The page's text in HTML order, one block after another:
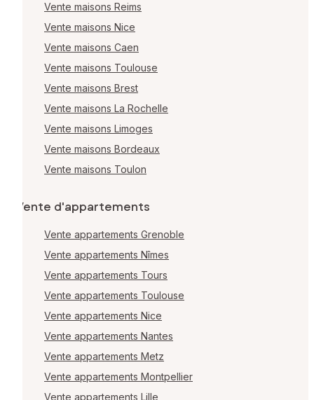
Vente maisons Reims
Vente maisons Nice
Vente maisons Caen
Vente maisons Toulouse
Vente maisons Brest
Vente maisons La Rochelle
Vente maisons Limoges
Vente maisons Bordeaux
Vente maisons Toulon
Vente d'appartements
Vente appartements Grenoble
Vente appartements Nîmes
Vente appartements Tours
Vente appartements Toulouse
Vente appartements Nice
Vente appartements Nantes
Vente appartements Metz
Vente appartements Montpellier
Vente appartements Lille